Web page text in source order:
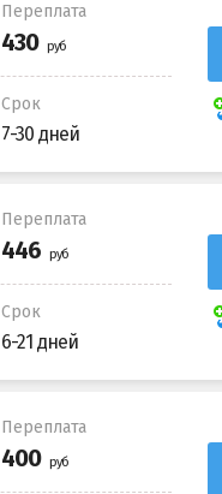
Переплата
Срок
7-30 дней
Переплата
Срок
6-21 дней
Переплата